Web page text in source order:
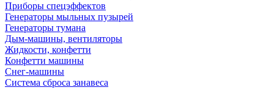
Приборы спецэффектов
Генераторы мыльных пузырей
Генераторы тумана
Дым-машины, вентиляторы
Жидкости, конфетти
Конфетти машины
Снег-машины
Система сброса занавеса